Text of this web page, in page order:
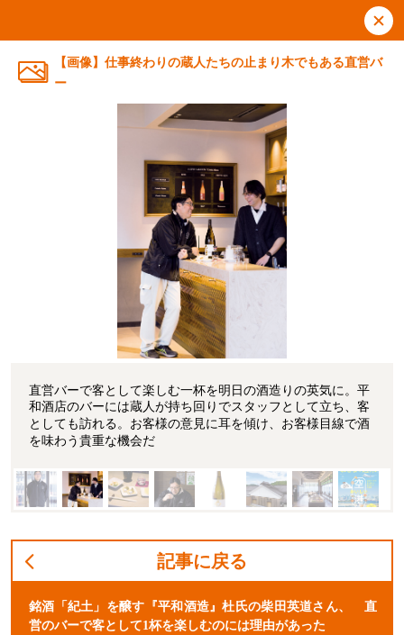
【画像】仕事終わりの蔵人たちの止まり木でもある直営バ
ー
直営バーで客として楽しむ一杯を明日の酒造りの英気に。平
和酒店のバーには蔵人が持ち回りでスタッフとして立ち、客
としても訪れる。お客様の意見に耳を傾け、お客様目線で酒
を味わう貴重な機会だ
記事に戻る
銘酒「紀土」を醸す『平和酒造』杜氏の柴田英道さん、 直
営のバーで客として1杯を楽しむのには理由があった